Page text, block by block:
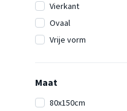
Vierkant
Ovaal
Vrije vorm
Maat
80x150cm